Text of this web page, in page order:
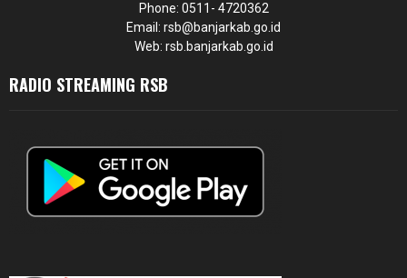
Phone: 0511- 4720362
Email: rsb@banjarkab.go.id
Web: rsb.banjarkab.go.id
RADIO STREAMING RSB